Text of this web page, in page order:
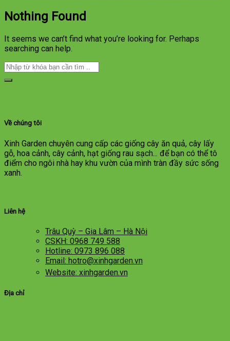
Nothing Found
It seems we can’t find what you’re looking for. Perhaps
searching can help.
Về chúng tôi
Xinh Garden chuyên cung cấp các giống cây ăn quả, cây lấy
gỗ, hoa cảnh, cây cảnh, hạt giống rau sạch... để bạn có thể tô
điểm cho ngôi nhà hay khu vườn của mình tràn đầy sức sống
xanh.
Liên hệ
Trâu Quỳ – Gia Lâm – Hà Nội
CSKH: 0968 749 588
Hotline: 0973 896 088
Email: hotro@xinhgarden.vn
Website: xinhgarden.vn
Địa chỉ